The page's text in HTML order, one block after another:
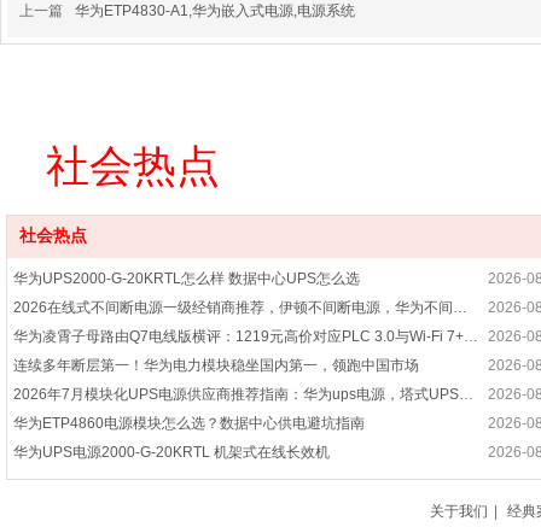
上一篇 华为ETP4830-A1,华为嵌入式电源,电源系统
社会热点
2026-
华为UPS2000-G-20KRTL怎么样 数据中心UPS怎么选
2026-
2026在线式不间断电源一级经销商推荐，伊顿不间断电源，华为不间断电源，UPS不间断电源一级经销商优选指南！
2026-
华为凌霄子母路由Q7电线版横评：1219元高价对应PLC 3.0与Wi-Fi 7+技术优势
2026-
连续多年断层第一！华为电力模块稳坐国内第一，领跑中国市场
2026-
2026年7月模块化UPS电源供应商推荐指南：华为ups电源，塔式UPS，在线式ups电源，高频ups电源公司优选！
2026-
华为ETP4860电源模块怎么选？数据中心供电避坑指南
2026-
华为UPS电源2000-G-20KRTL 机架式在线长效机
2026-
UPS不间断电源—UPS不间断电源保养与故障处理攻略
2026-
社会热点
关于我们 经典